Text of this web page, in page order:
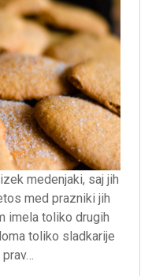
medenjaki, saj jih
med prazniki jih
imela toliko drugih
toliko sladkarije